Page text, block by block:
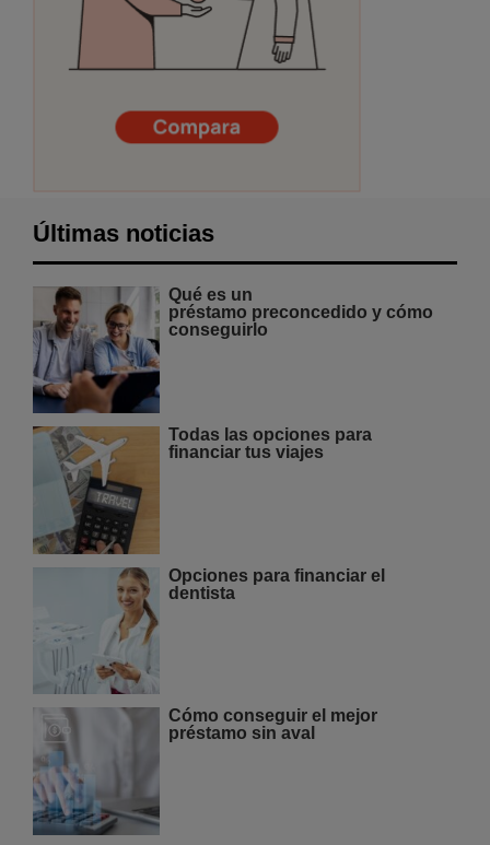
Últimas noticias
Qué es un
préstamo preconcedido y cómo
conseguirlo
Todas las opciones para
financiar tus viajes
Opciones para financiar el
dentista
Cómo conseguir el mejor
préstamo sin aval